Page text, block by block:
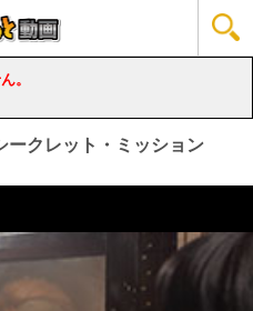
。
ークレット・ミッション